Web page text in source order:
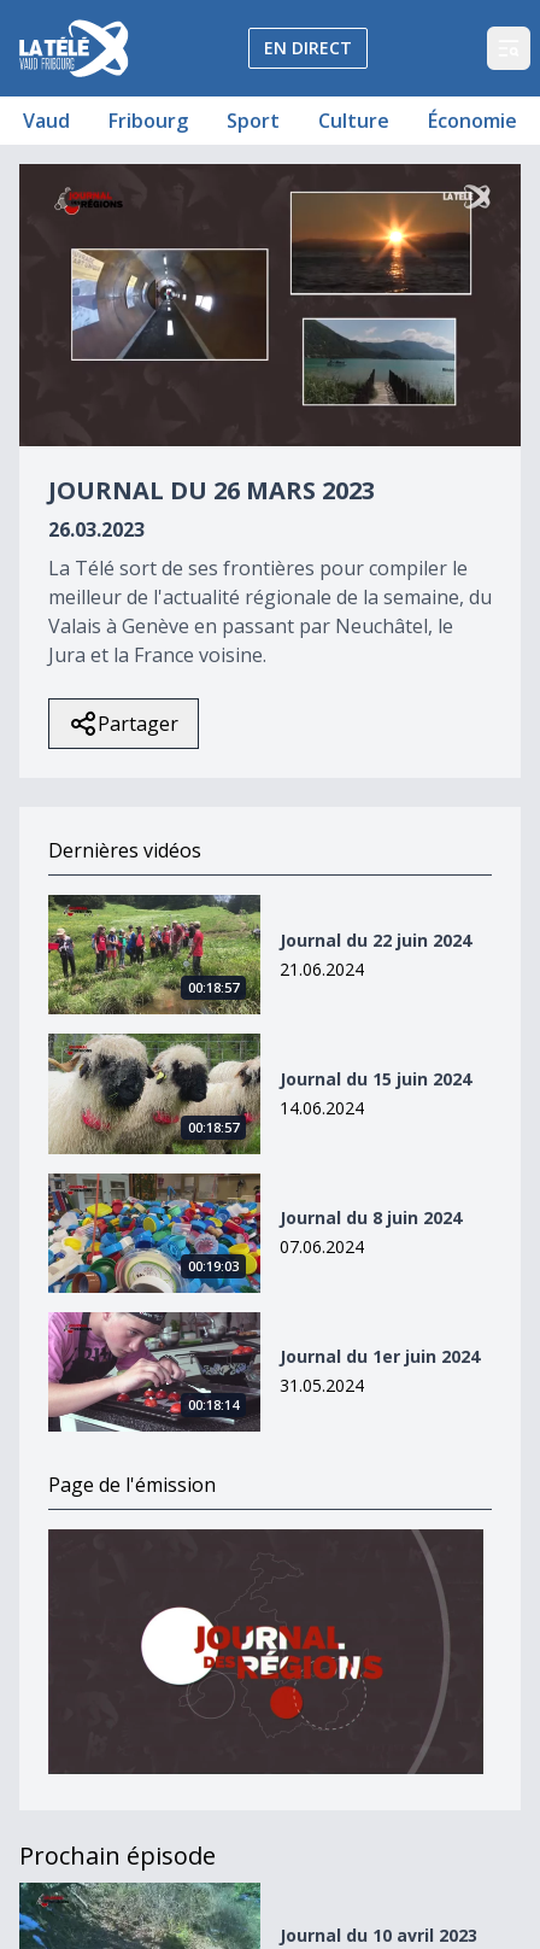
La Télé - Télévision régionale Vaud et Fribourg
EN DIRECT
Vaud Fribourg Sport Culture Économie
seconds
JOURNAL DU 26 MARS 2023
26.03.2023
La Télé sort de ses frontières pour compiler le
meilleur de l'actualité régionale de la semaine, du
Valais à Genève en passant par Neuchâtel, le
Jura et la France voisine.
Partager
Dernières vidéos
Journal du 22 juin 2024
00:18:57
Journal du 22 juin 2024
21.06.2024
Journal du 15 juin 2024
00:18:57
Journal du 15 juin 2024
14.06.2024
Journal du 8 juin 2024
00:19:03
Journal du 8 juin 2024
07.06.2024
Journal du 1er juin 2024
00:18:14
Journal du 1er juin 2024
31.05.2024
Page de l'émission
Prochain épisode
Journal du 10 avril 2023
Journal du 10 avril 2023